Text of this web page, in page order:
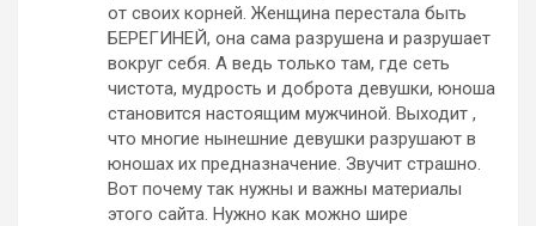
от своих корней. Женщина перестала быть
БЕРЕГИНЕЙ, она сама разрушена и разрушает
вокруг себя. А ведь только там, где сеть
чистота, мудрость и доброта девушки, юноша
становится настоящим мужчиной. Выходит ,
что многие нынешние девушки разрушают в
юношах их предназначение. Звучит страшно.
Вот почему так нужны и важны материалы
этого сайта. Нужно как можно шире